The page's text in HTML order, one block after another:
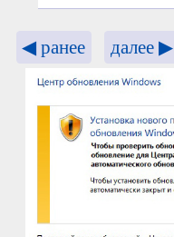
◀ ранее далее ▶